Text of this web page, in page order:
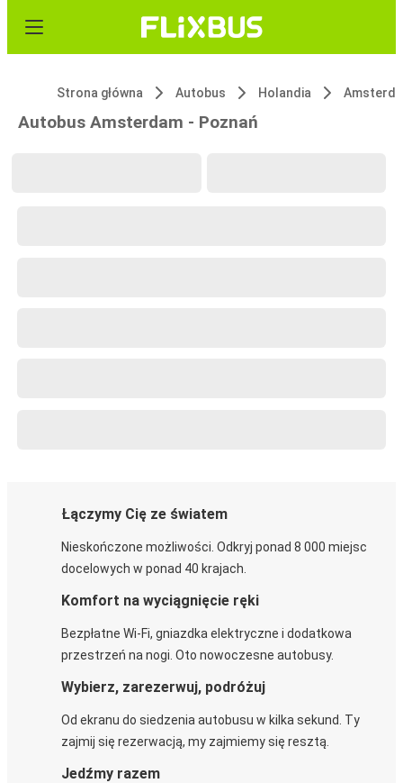
Strona główna Autobus Holandia
Autobus Amsterdam - Poznań
Łączymy Cię ze światem
Nieskończone możliwości. Odkryj ponad 8 000 miejsc
docelowych w ponad 40 krajach.
Komfort na wyciągnięcie ręki
Bezpłatne Wi-Fi, gniazdka elektryczne i dodatkowa
przestrzeń na nogi. Oto nowoczesne autobusy.
Wybierz, zarezerwuj, podróżuj
Od ekranu do siedzenia autobusu w kilka sekund. Ty
zajmij się rezerwacją, my zajmiemy się resztą.
Jedźmy razem